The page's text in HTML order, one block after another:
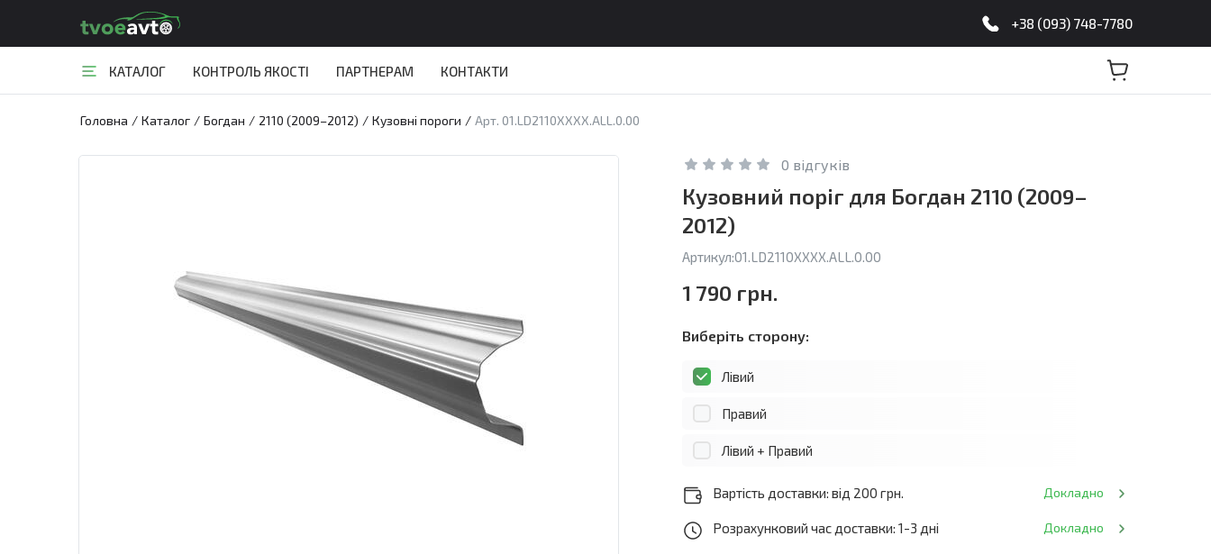
+38 (093) 748-7780
КАТАЛОГ КОНТРОЛЬ ЯКОСТІ ПАРТНЕРАМ КОНТАКТИ
Головна / Каталог / Богдан / 2110 (2009–2012) / Кузовні пороги / Арт. 01.LD2110XXXX.ALL.0.00
0 відгуків
Кузовний поріг для Богдан 2110 (2009–
2012)
Артикул:01.LD2110XXXX.ALL.0.00
1 790 грн.
Виберіть сторону:
Лівий
Правий
Лівий + Правий
Вартість доставки: від 200 грн. Докладно
Розрахунковий час доставки: 1-3 дні Докладно